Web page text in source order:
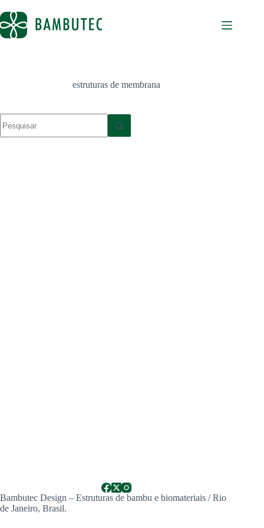
para
o
conteúdo
estruturas de membrana
resultados
Bambutec Design – Estruturas de bambu e biomateriais / Rio
de Janeiro, Brasil.